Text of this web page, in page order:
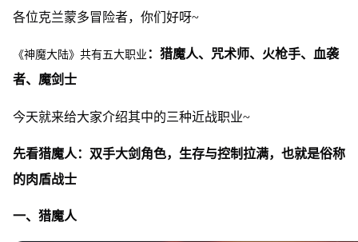
各位克兰蒙多冒险者，你们好呀~
《神魔大陆》共有五大职业 ：猎魔人、咒术师、火枪手、血袭
者、魔剑士
今天就来给大家介绍其中的三种近战职业~
先看猎魔人：双手大剑角色，生存与控制拉满，也就是俗称
的肉盾战士
一、猎魔人